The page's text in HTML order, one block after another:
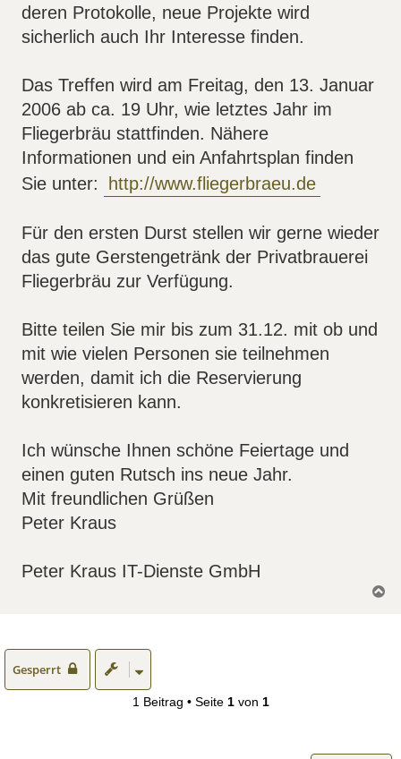
deren Protokolle, neue Projekte wird
sicherlich auch Ihr Interesse finden.
Das Treffen wird am Freitag, den 13. Januar
2006 ab ca. 19 Uhr, wie letztes Jahr im
Fliegerbräu stattfinden. Nähere
Informationen und ein Anfahrtsplan finden
Sie unter:
http://www.fliegerbraeu.de
Für den ersten Durst stellen wir gerne wieder
das gute Gerstengetränk der Privatbrauerei
Fliegerbräu zur Verfügung.
Bitte teilen Sie mir bis zum 31.12. mit ob und
mit wie vielen Personen sie teilnehmen
werden, damit ich die Reservierung
konkretisieren kann.
Ich wünsche Ihnen schöne Feiertage und
einen guten Rutsch ins neue Jahr.
Mit freundlichen Grüßen
Peter Kraus
Peter Kraus IT-Dienste GmbH
Gesperrt
1 Beitrag • Seite 1von 1